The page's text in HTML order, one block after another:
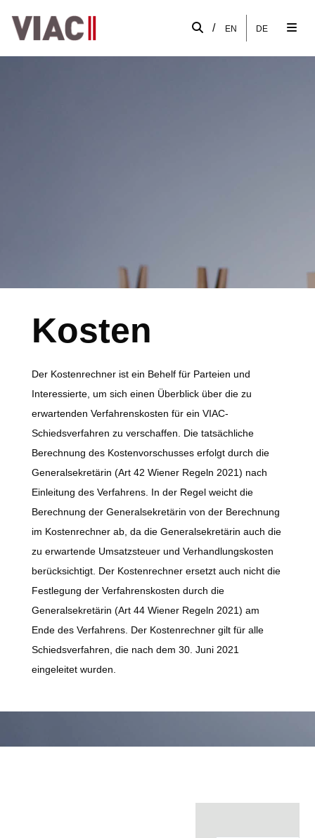
/ EN DE
Kosten
Der Kostenrechner ist ein Behelf für Parteien und
Interessierte, um sich einen Überblick über die zu
erwartenden Verfahrenskosten für ein VIAC-
Schiedsverfahren zu verschaffen. Die tatsächliche
Berechnung des Kostenvorschusses erfolgt durch die
Generalsekretärin (Art 42 Wiener Regeln 2021) nach
Einleitung des Verfahrens. In der Regel weicht die
Berechnung der Generalsekretärin von der Berechnung
im Kostenrechner ab, da die Generalsekretärin auch die
zu erwartende Umsatzsteuer und Verhandlungskosten
berücksichtigt. Der Kostenrechner ersetzt auch nicht die
Festlegung der Verfahrenskosten durch die
Generalsekretärin (Art 44 Wiener Regeln 2021) am
Ende des Verfahrens. Der Kostenrechner gilt für alle
Schiedsverfahren, die nach dem 30. Juni 2021
eingeleitet wurden.